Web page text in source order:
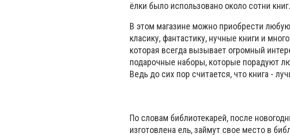
ёлки было использовано около сотни книг.
В этом магазине можно приобрести
класику, фантастику, нучные книги и
которая всегда вызывает огромный
подарочные наборы, которые порадуют
Ведь до сих пор считается, что книга -
По словам библиотекарей, после
изготовлена ель, займут свое место в